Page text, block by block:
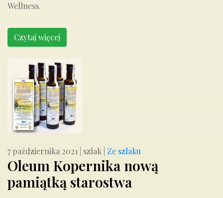
Wellness.
Czytaj więcej
7 października 2021 szlak Ze szlaku
Oleum Kopernika nową
pamiątką starostwa